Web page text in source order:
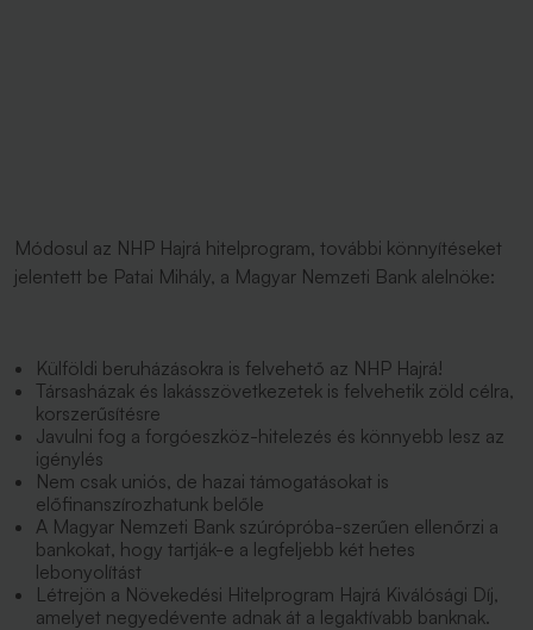
Módosul az NHP Hajrá hitelprogram, további könnyítéseket
jelentett be Patai Mihály, a Magyar Nemzeti Bank alelnöke:
Külföldi beruházásokra is felvehető az NHP Hajrá!
Társasházak és lakásszövetkezetek is felvehetik zöld célra,
korszerűsítésre
Javulni fog a forgóeszköz-hitelezés és könnyebb lesz az
igénylés
Nem csak uniós, de hazai támogatásokat is
előfinanszírozhatunk belőle
A Magyar Nemzeti Bank szúrópróba-szerűen ellenőrzi a
bankokat, hogy tartják-e a legfeljebb két hetes
lebonyolítást
Létrejön a Növekedési Hitelprogram Hajrá Kiválósági Díj,
amelyet negyedévente adnak át a legaktívabb banknak.